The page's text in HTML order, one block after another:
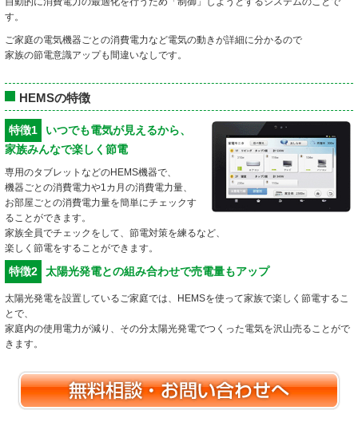
す。
ご家庭の電気機器ごとの消費電力など電気の動きが詳細に分かるので
家族の節電意識アップも間違いなしです。
HEMSの特徴
特徴1
いつでも電気が見えるから、
家族みんなで楽しく節電
専用のタブレットなどのHEMS機器で、
機器ごとの消費電力や1カ月の消費電力量、
お部屋ごとの消費電力量を簡単にチェックす
ることができます。
家族全員でチェックをして、節電対策を練るなど、
楽しく節電をすることができます。
特徴2 太陽光発電との組み合わせで売電量もアップ
太陽光発電を設置しているご家庭では、HEMSを使って家族で楽しく節電するこ
とで、
家庭内の使用電力が減り、その分太陽光発電でつくった電気を沢山売ることがで
きます。